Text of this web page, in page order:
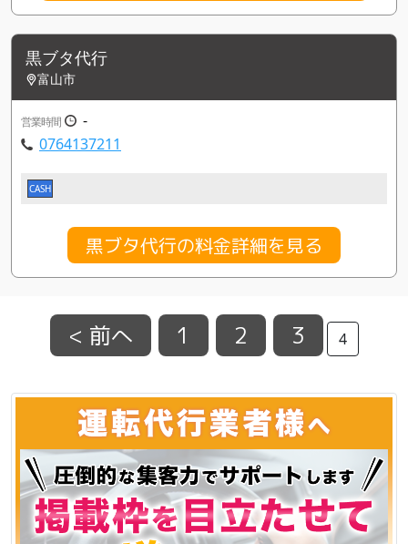
黒ブタ代行
富山市
営業時間
-
0764137211
CASH
黒ブタ代行の料金詳細を見る
< 前へ 1 2 3 4